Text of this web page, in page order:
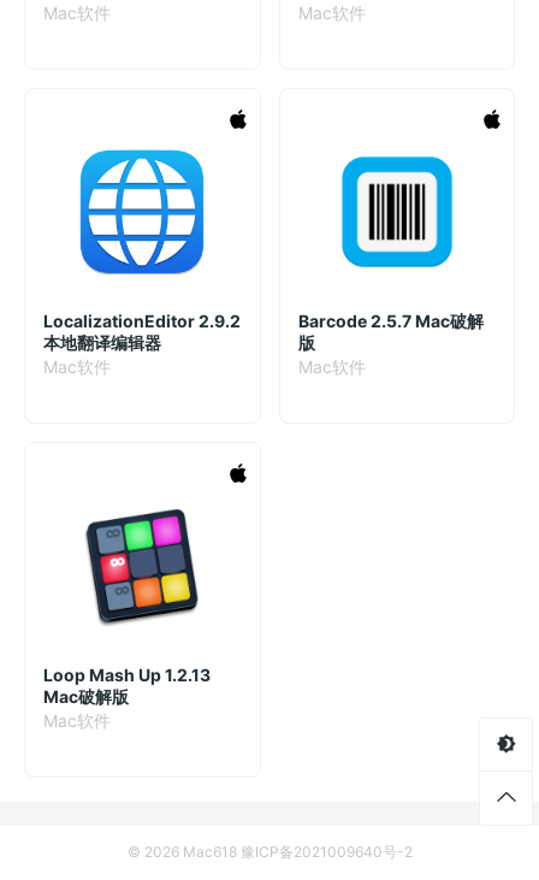
Mac软件
Mac软件
LocalizationEditor 2.9.2
本地翻译编辑器
Mac软件
Barcode 2.5.7 Mac破解
版
Mac软件
Loop Mash Up 1.2.13
Mac破解版
Mac软件
© 2026 Mac618 豫ICP备2021009640号-2